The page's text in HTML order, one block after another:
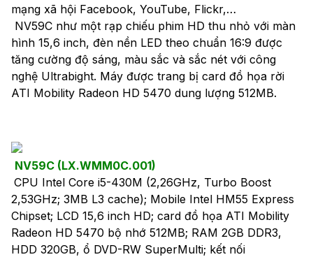
mạng xã hội Facebook, YouTube, Flickr,…
NV59C như một rạp chiếu phim HD thu nhỏ với màn
hình 15,6 inch, đèn nền LED theo chuẩn 16:9 được
tăng cường độ sáng, màu sắc và sắc nét với công
nghệ Ultrabight. Máy được trang bị card đồ họa rời
ATI Mobility Radeon HD 5470 dung lượng 512MB.
NV59C (LX.WMM0C.001)
CPU Intel Core i5-430M (2,26GHz, Turbo Boost
2,53GHz; 3MB L3 cache); Mobile Intel HM55 Express
Chipset; LCD 15,6 inch HD; card đồ họa ATI Mobility
Radeon HD 5470 bộ nhớ 512MB; RAM 2GB DDR3,
HDD 320GB, ổ DVD-RW SuperMulti; kết nối